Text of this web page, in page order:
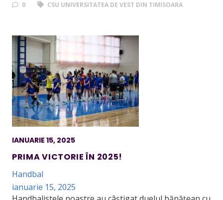
0 CSU UNIVERSITATEA DE VEST DIN TIMISOARA
IANUARIE 15, 2025
PRIMA VICTORIE ÎN 2025!
Handbal
ianuarie 15, 2025